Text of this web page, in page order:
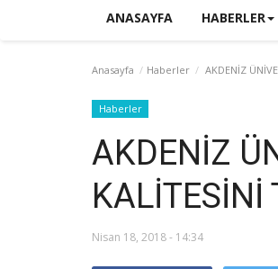
ANASAYFA HABERLER
Anasayfa Haberler AKDENİZ
Haberler
AKDENİZ
KALİTESİNİ
Nisan 18, 2018 - 14:34